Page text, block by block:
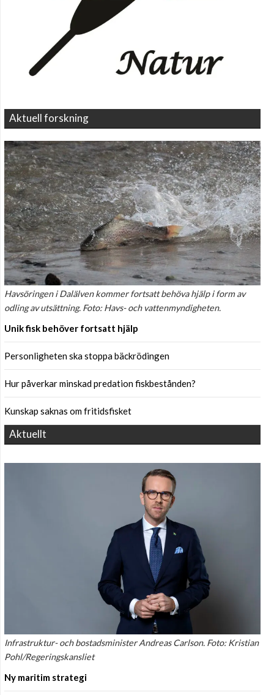
Aktuell forskning
Havsöringen i Dalälven kommer fortsatt behöva hjälp i form av
odling av utsättning. Foto: Havs- och vattenmyndigheten.
Unik fisk behöver fortsatt hjälp
Personligheten ska stoppa bäckrödingen
Hur påverkar minskad predation fiskbestånden?
Kunskap saknas om fritidsfisket
Aktuellt
Infrastruktur- och bostadsminister Andreas Carlson. Foto: Kristian
Pohl/Regeringskansliet
Ny maritim strategi